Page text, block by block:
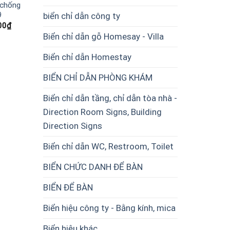
₫Giá
hiện
biển chỉ dẫn công ty
Biển chỉ dẫn gỗ Homesay - Villa
Biển chỉ dẫn Homestay
BIỂN CHỈ DẪN PHÒNG KHÁM
Biển chỉ dẫn tầng, chỉ dẫn tòa nhà -
Direction Room Signs, Building
Direction Signs
Biển chỉ dẫn WC, Restroom, Toilet
BIỂN CHỨC DANH ĐỂ BÀN
BIỂN ĐỂ BÀN
Biển hiệu công ty - Bằng kính, mica